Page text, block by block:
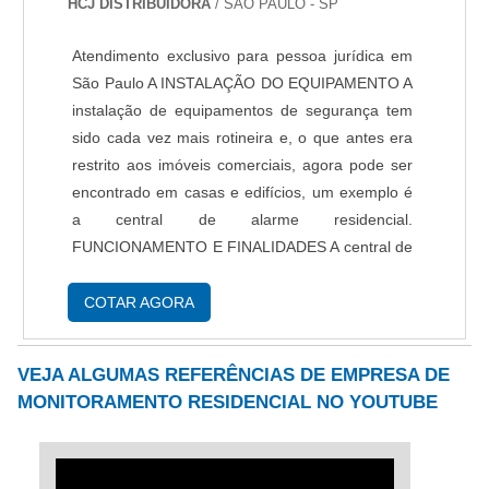
contato com um dos nossos consultores e
solicite um orçamento!.
HCJ DISTRIBUIDORA / SÃO PAULO - SP
Atendimento exclusivo para pessoa jurídica em
São Paulo A INSTALAÇÃO DO EQUIPAMENTO A
instalação de equipamentos de segurança tem
sido cada vez mais rotineira e, o que antes era
restrito aos imóveis comerciais, agora pode ser
encontrado em casas e edifícios, um exemplo é
a central de alarme residencial.
FUNCIONAMENTO E FINALIDADES A central de
imóveis contra possíveis invasores, emitindo um
COTAR AGORA
VEJA ALGUMAS REFERÊNCIAS DE EMPRESA DE
MONITORAMENTO RESIDENCIAL NO YOUTUBE